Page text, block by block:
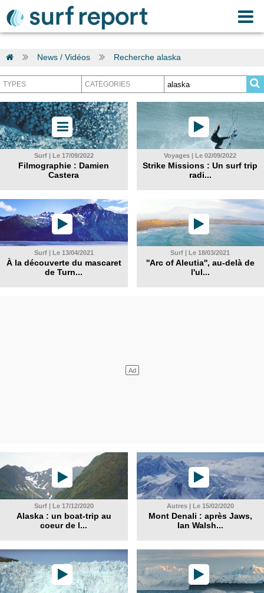
News / Vidéos Recherche alaska
Surf | Le 17/09/2022
Filmographie : Damien
Castera
Voyages | Le 02/09/2022
Strike Missions : Un surf trip
radi...
Surf | Le 13/04/2021
À la découverte du mascaret
de Turn...
Surf | Le 18/03/2021
''Arc of Aleutia'', au-delà de
l'ul...
Surf | Le 17/12/2020
Alaska : un boat-trip au
coeur de l...
Autres | Le 15/02/2020
Mont Denali : après Jaws,
Ian Walsh...